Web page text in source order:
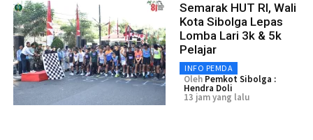
Semarak HUT RI, Wali
Kota Sibolga Lepas
Lomba Lari 3k & 5k
Pelajar
INFO PEMDA
Oleh Pemkot Sibolga :
Hendra Doli
13 jam yang lalu